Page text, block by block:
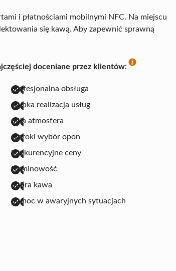
i płatnościami mobilnymi NFC. Na miejscu
się kawą. Aby zapewnić sprawną
doceniane przez klientów:
profesjonalna obsługa
szybka realizacja usług
miła atmosfera
szeroki wybór opon
konkurencyjne ceny
terminowość
dobra kawa
pomoc w awaryjnych sytuacjach